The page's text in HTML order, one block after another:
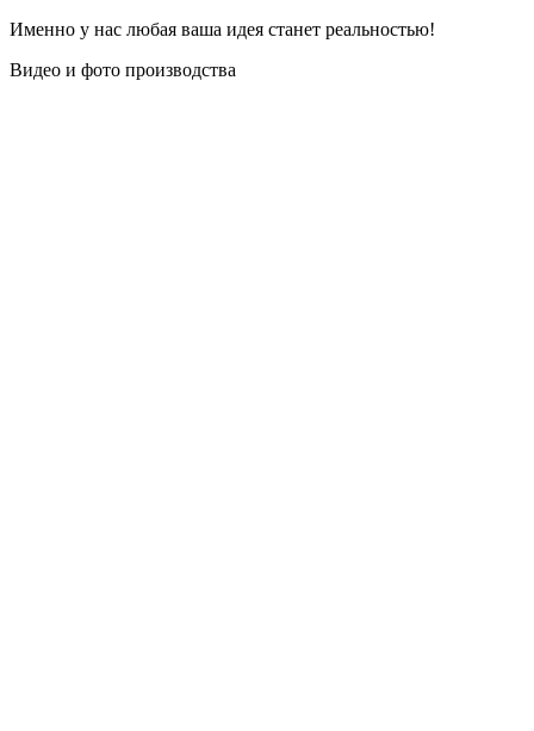
Именно у нас любая ваша идея станет реальностью!
Видео и фото производства